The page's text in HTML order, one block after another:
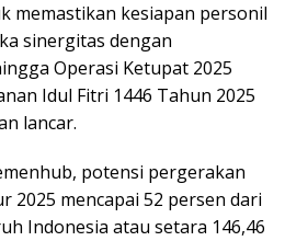
memastikan kesiapan personil
sinergitas dengan
Operasi Ketupat 2025
Idul Fitri 1446 Tahun 2025
lancar.
potensi pergerakan
2025 mencapai 52 persen dari
Indonesia atau setara 146,46